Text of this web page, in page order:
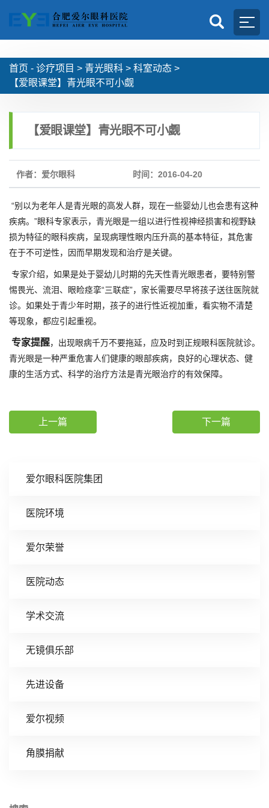
首页 - 诊疗项目 > 青光眼科 > 科室动态 >
【爱眼课堂】青光眼不可小觑
爱尔眼科医院集团
医院环境
爱尔荣誉
医院动态
学术交流
无镜俱乐部
先进设备
爱尔视频
角膜捐献
【爱眼课堂】青光眼不可小觑
作者：爱尔眼科 时间：2016-04-20
“别以为老年人是青光眼的高发人群，现在一些婴幼儿也会患有这种
疾病。”眼科专家表示，青光眼是一组以进行性视神经损害和视野缺
损为特征的眼科疾病，呈现病理性眼内压升高的基本特征，其危害
在于不可逆性，因而早期发现和治疗是关键。
专家介绍，如果是处于婴幼儿时期的先天性青光眼患者，要特别警
惕畏光、流泪、眼睑痉挛“三联症”，家长需要尽早将孩子送往医院就
诊。如果处于青少年时期，孩子的进行性近视加重，看实物不清楚
等现象，都应引起重视。
专家提醒，出现眼病千万不要拖延，应及时到正规眼科医院就诊。
青光眼是一种严重危害人们健康的眼部疾病，良好的心理状态、健
康的生活方式、科学的治疗方法是青光眼治疗的有效保障。
上一篇 下一篇